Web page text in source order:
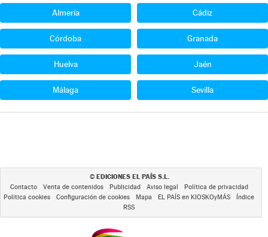
Almería Cádiz
Córdoba Granada
Huelva Jaén
Málaga Sevilla
© EDICIONES EL PAÍS S.L.
Contacto Venta de contenidos Publicidad Aviso legal
Política de privacidad
Política cookies
Configuración de cookies Mapa EL PAÍS en KIOSKOyMÁS
Índice
RSS